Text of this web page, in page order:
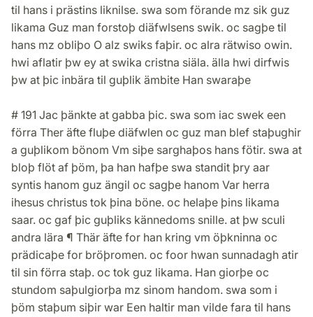
til hans i prästins liknilse. swa som förande mz sik guz
likama Guz man forstoþ diäfwlsens swik. oc sagþe til
hans mz obliþo O alz swiks faþir. oc alra rätwiso owin.
hwi aflatir þw ey at swika cristna siäla. älla hwi dirfwis
þw at þic inbära til guþlik ämbite Han swaraþe
# 191 Jac þänkte at gabba þic. swa som iac swek een
förra Ther äfte fluþe diäfwlen oc guz man blef staþughir
a guþlikom bönom Vm siþe sarghaþos hans fötir. swa at
bloþ flöt af þöm, þa han hafþe swa standit þry aar
syntis hanom guz ängil oc sagþe hanom Var herra
ihesus christus tok þina böne. oc helaþe þins likama
saar. oc gaf þic guþliks kännedoms snille. at þw sculi
andra lära ¶ Thär äfte for han kring vm öþkninna oc
prädicaþe for bröþromen. oc foor hwan sunnadagh atir
til sin förra staþ. oc tok guz likama. Han giorþe oc
stundom saþulgiorþa mz sinom handom. swa som i
þöm staþum siþir war Een haltir man vilde fara til hans